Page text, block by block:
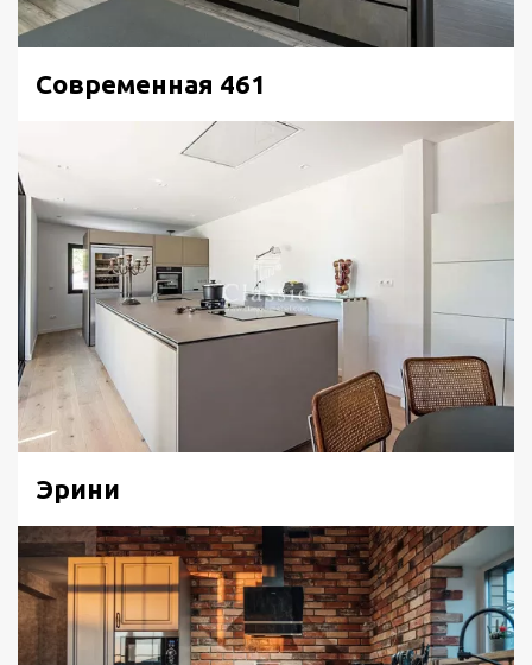
Современная 461
Эрини